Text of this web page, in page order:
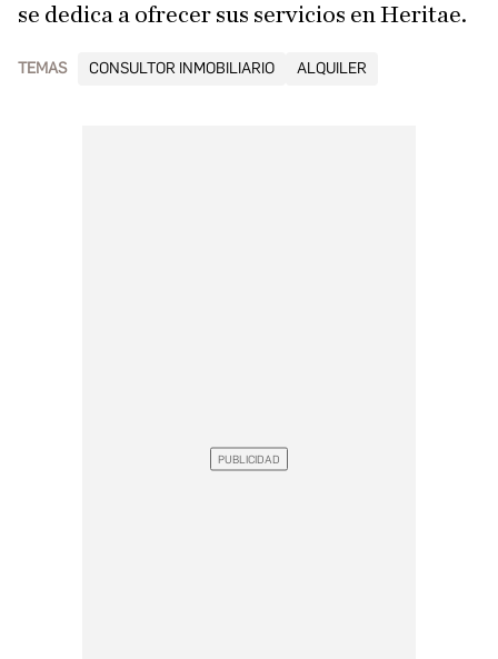
se dedica a ofrecer sus servicios en Heritae.
TEMAS CONSULTOR INMOBILIARIO ALQUILER